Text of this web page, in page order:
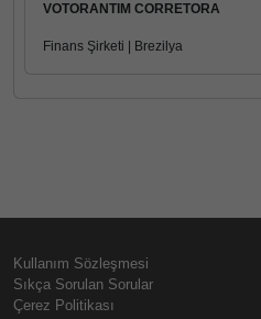
VOTORANTIM CORRETORA
Finans Şirketi | Brezilya
Kullanım Sözleşmesi
Sıkça Sorulan Sorular
Çerez Politikası